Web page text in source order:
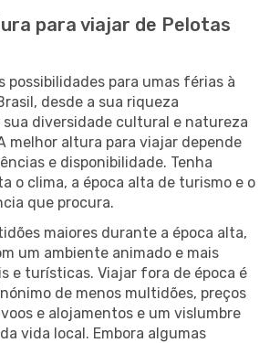
para viajar de Pelotas
possibilidades para umas férias à
desde a sua riqueza
diversidade cultural e natureza
melhor altura para viajar depende
e disponibilidade. Tenha
o clima, a época alta de turismo e o
que procura.
maiores durante a época alta,
um ambiente animado e mais
e turísticas. Viajar fora de época é
de menos multidões, preços
e alojamentos e um vislumbre
vida local. Embora algumas